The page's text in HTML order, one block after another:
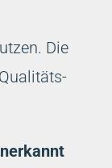
Die